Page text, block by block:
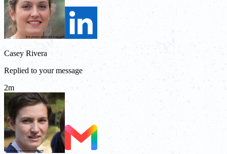
Casey Rivera
Replied to your message
2m